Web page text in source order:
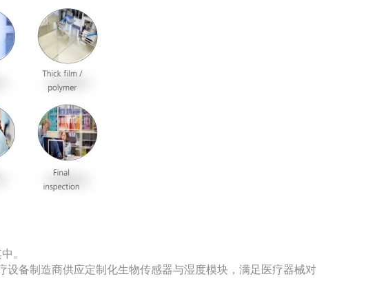
。
备制造商供应定制化生物传感器与湿度模块，满足医疗器械对